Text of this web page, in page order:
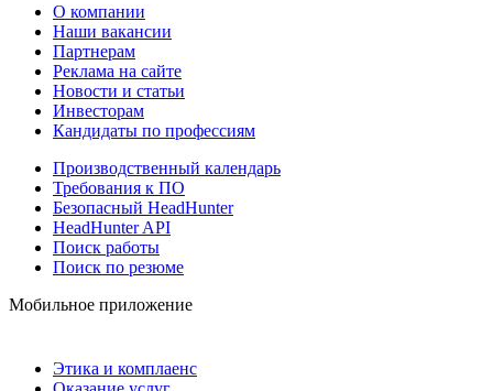
О компании
Наши вакансии
Партнерам
Реклама на сайте
Новости и статьи
Инвесторам
Кандидаты по профессиям
Производственный календарь
Требования к ПО
Безопасный HeadHunter
HeadHunter API
Поиск работы
Поиск по резюме
Мобильное приложение
Этика и комплаенс